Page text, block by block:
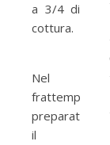
a 3/4 di
cottura.
Nel
frattempo
preparate
il